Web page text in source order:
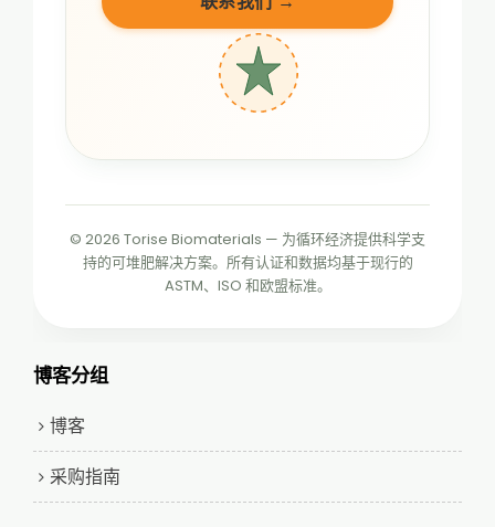
© 2026 Torise Biomaterials — 为循环经济提供科学支
持的可堆肥解决方案。所有认证和数据均基于现行的
ASTM、ISO 和欧盟标准。
博客分组
博客
采购指南